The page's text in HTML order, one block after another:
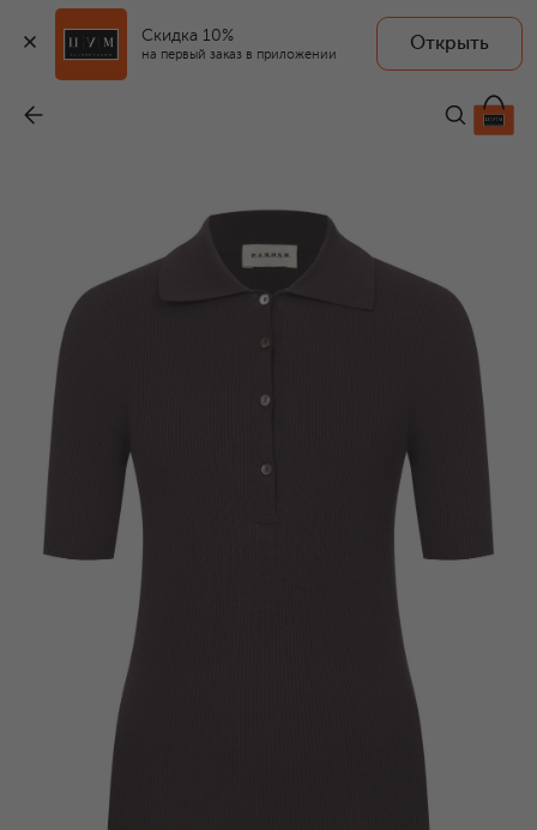
Скидка 10%
на первый заказ в приложении
Открыть
21 600 ₽